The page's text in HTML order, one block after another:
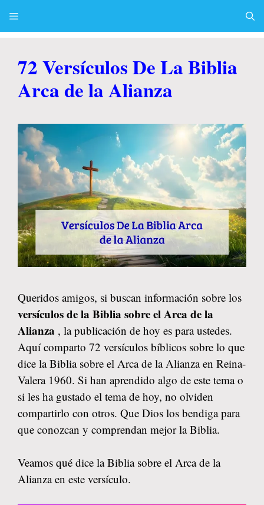
72 Versículos De La Biblia
Arca de la Alianza
Queridos amigos, si buscan información sobre los
versículos de la Biblia sobre el Arca de la
Alianza , la publicación de hoy es para ustedes.
Aquí comparto 72 versículos bíblicos sobre lo que
dice la Biblia sobre el Arca de la Alianza en Reina-
Valera 1960. Si han aprendido algo de este tema o
si les ha gustado el tema de hoy, no olviden
compartirlo con otros. Que Dios los bendiga para
que conozcan y comprendan mejor la Biblia.
Veamos qué dice la Biblia sobre el Arca de la
Alianza en este versículo.